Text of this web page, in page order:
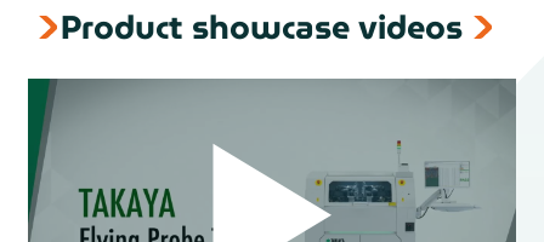
Product showcase videos